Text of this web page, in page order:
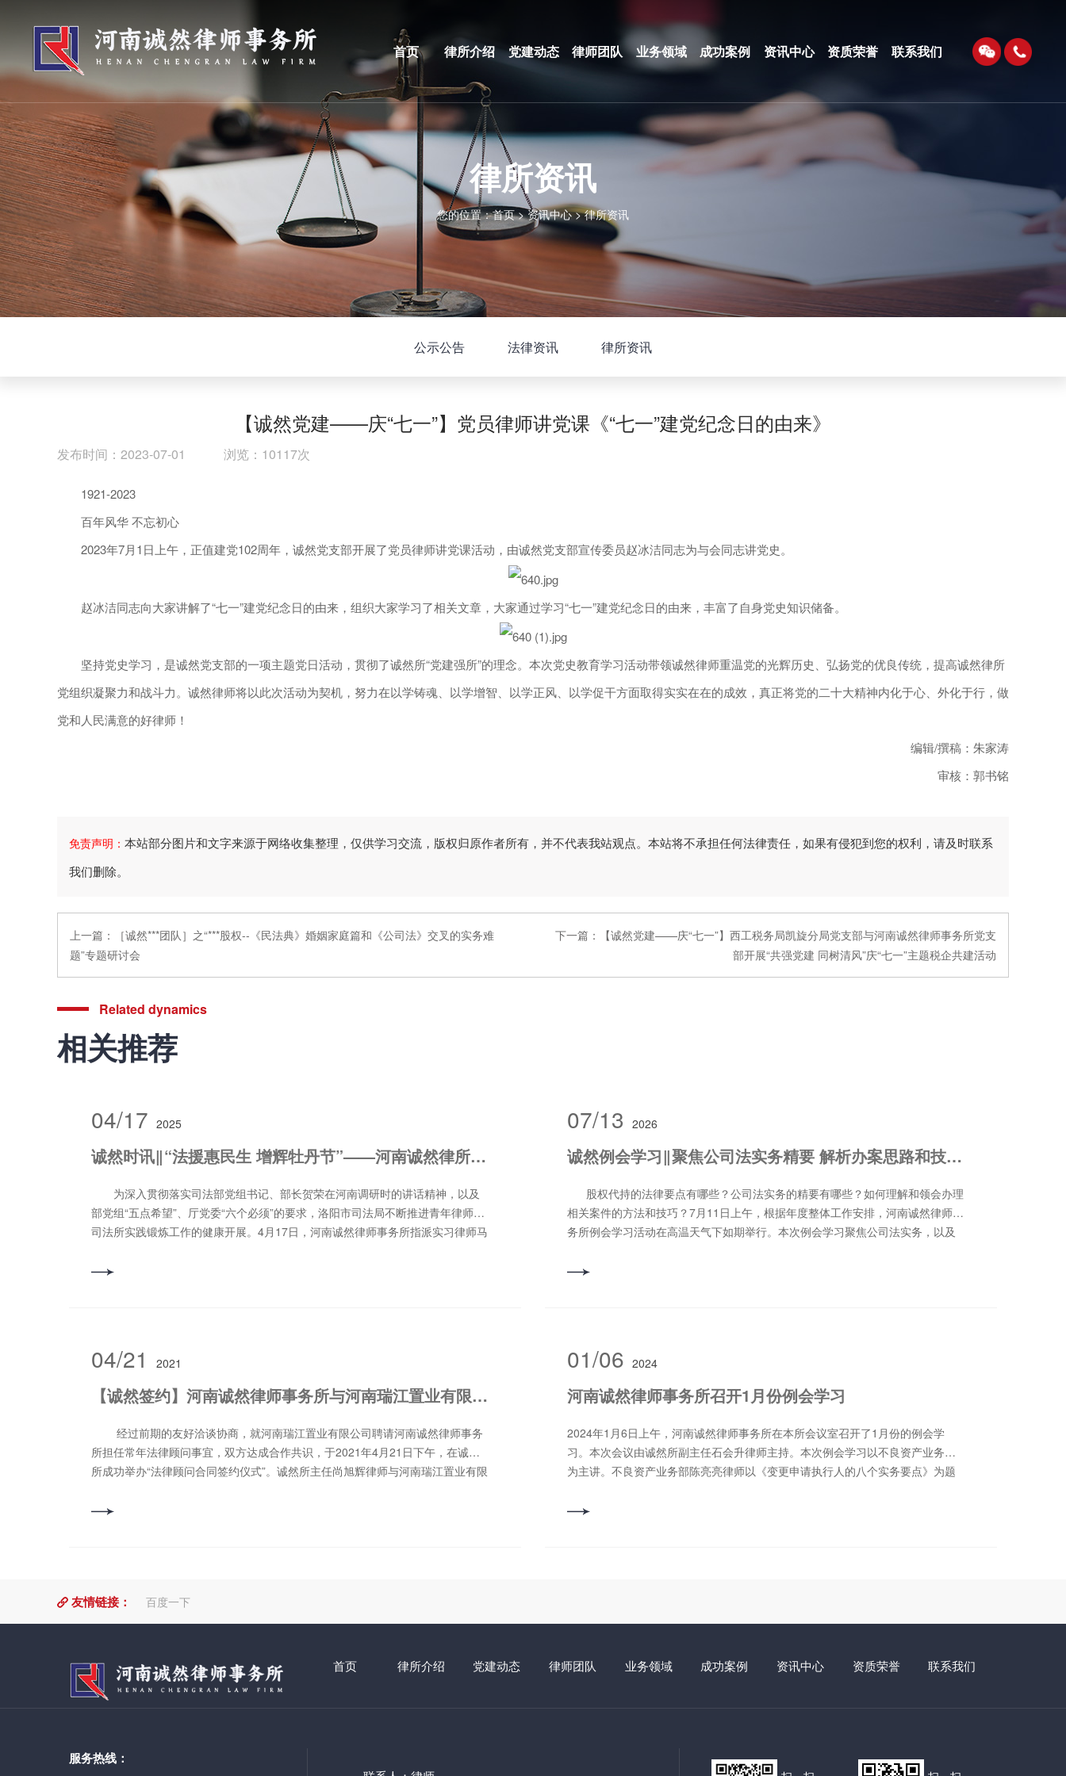
首页 律所介绍 党建动态 律师团队 业务领域 成功案例 资讯中心 资质荣誉 联系我们
律所资讯
您的位置：首页>资讯中心>律所资讯
公示公告 法律资讯 律所资讯
【诚然党建——庆“七一”】党员律师讲党课《“七一”建党纪念日的由来》
发布时间：2023-07-01 浏览：10117次
1921-2023
百年风华 不忘初心
2023年7月1日上午，正值建党102周年，诚然党支部开展了党员律师讲党课活动，由诚然党支部宣传委员赵冰洁同志为与会同志讲党史。
赵冰洁同志向大家讲解了“七一”建党纪念日的由来，组织大家学习了相关文章，大家通过学习“七一”建党纪念日的由来，丰富了自身党史知识储备。
坚持党史学习，是诚然党支部的一项主题党日活动，贯彻了诚然所“党建强所”的理念。本次党史教育学习活动带领诚然律师重温党的光辉历史、弘扬党的优良传统，提高诚然律所
党组织凝聚力和战斗力。诚然律师将以此次活动为契机，努力在以学铸魂、以学增智、以学正风、以学促干方面取得实实在在的成效，真正将党的二十大精神内化于心、外化于行，做
党和人民满意的好律师！
编辑/撰稿：朱家涛
审核：郭书铭
免责声明： 本站部分图片和文字来源于网络收集整理，仅供学习交流，版权归原作者所有，并不代表我站观点。本站将不承担任何法律责任，如果有侵犯到您的权利，请及时联系
我们删除。
上一篇：
［诚然***团队］之“***股权--《民法典》婚姻家庭篇和《公司法》交叉的实务难
题”专题研讨会
下一篇：
【诚然党建——庆“七一”】西工税务局凯旋分局党支部与河南诚然律师事务所党支
部开展“共强党建 同树清风”庆“七一”主题税企共建活动
Related dynamics
相关推荐
04/17 2025
诚然时讯‖“法援惠民生 增辉牡丹节”——河南诚然律所积极选派青年律师参与义务普法活动
为深入贯彻落实司法部党组书记、部长贺荣在河南调研时的讲话精神，以及
部党组“五点希望”、厅党委“六个必须”的要求，洛阳市司法局不断推进青年律师到
司法所实践锻炼工作的健康开展。4月17日，河南诚然律师事务所指派实习律师马
一道，积极参与西工区司法局、西工区法律援助中心和洛北司法所在西工区城市
司法局评为“青年律师到司法所实践锻炼先进个人”。刘凯峰积极参与洛北司法所组
织的各类公益普法宣传、法律咨询等活动，通过多项公益法律服务活动的开展，
协调推进律所与司法所共建，并使该项机制成功设立和顺利运行。 河南诚然律
既增强了大家的群众观念，又鼓励了青年律师深入基层、深入实际，着力解决人
民群众的操心事、烦心事的积极性。今后，将会继续保持与洛北司法所的共建合
作机制，以诚然所的律师优势助推司法所义务普法工作的全面开展，不断建立和
实践锻炼，实现律师与司法所资源优化、优势互补、互助双赢的良好局面。
07/13 2026
诚然例会学习‖聚焦公司法实务精要 解析办案思路和技巧——河南诚然律师事务所积极开展例会学习活动
股权代持的法律要点有哪些？公司法实务的精要有哪些？如何理解和领会办理
相关案件的方法和技巧？7月11日上午，根据年度整体工作安排，河南诚然律师事
务所例会学习活动在高温天气下如期举行。本次例会学习聚焦公司法实务，以及
倚帆律师和朱家涛律师主讲。学习活动由律所副主任石会升主持，全体执业律师
此类纠纷的基础。除法定情形外，双方真实意思表示达成的合意签订的股权代持
协议应认定有效。2024年7月1日起施行的新《公司法》第一百四十条规定，上市
公司应依法披露股东、实际控制人信息，禁止违反规定代持上市公司股票。存在
人股东资格无法恢复风险等。 二是证据提交。实际出资人与名义出资人之间，
需提交证明对方是否实际履行出资义务、是否存在合意、是否存在合理代持原因
的证据。 三是协议条款拟定。股权代持协议是认定法律关系的重要依据，需
求：拟上市公司股权不允许存在代持情况，若有需进行股权代持还原操作。证监
代持人未能成功登记为公司股东，确定对其支出的投资款是否返还及返还可能
月1日正式施行， 开启了企业合规新纪元。面对新法带来的机遇与挑战，律师需精
04/21 2021
【诚然签约】河南诚然律师事务所与河南瑞江置业有限公司成功签约
所担任常年法律顾问事宜，双方达成合作共识，于2021年4月21日下午，在诚然
所成功举办“法律顾问合同签约仪式”。诚然所主任尚旭辉律师与河南瑞江置业有限
间。 河南瑞江置业有限公司系洛阳市知名房地产企业，曾主导、参与开发瑞
律师事务所期待与您的合作！ 撰稿：吴倚帆 编辑：李少宇 审核：郭
书铭 来源：***党员公众号 -招聘职位-- 执业律师：6名 薪资待
业，有强烈的正义感和责任心； 3、认真、细致，具有较强的业务开拓能力；
4、工作作风严谨、职业操守良好、具有良好的团队合作意识及创新思维。
行政主管：1名 薪资待遇：底薪+提成 任职要求：
且有良好的协调能力、沟通能力、执行能力、独立处理问题能力和承压能力。
01/06 2024
河南诚然律师事务所召开1月份例会学习
2024年1月6日上午，河南诚然律师事务所在本所会议室召开了1月份的例会学
习。本次会议由诚然所副主任石会升律师主持。本次例会学习以不良资产业务部
为主讲。不良资产业务部陈亮亮律师以《变更申请执行人的八个实务要点》为题
行程序中变更申请执行人的裁判案例、变更申请执行人的相关文书及证据要求、
稿/编辑：朱家涛审 核：郭书铭
友情链接： 百度一下
首页 律所介绍 党建动态 律师团队 业务领域 成功案例 资讯中心 资质荣誉 联系我们
服务热线：